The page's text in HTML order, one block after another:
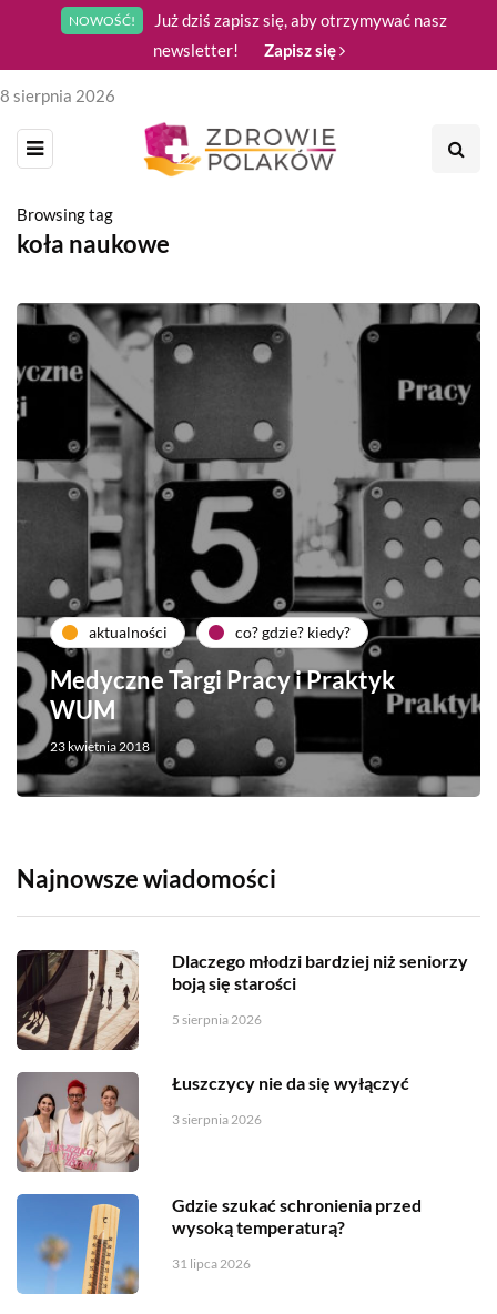
NOWOŚĆ!
Już dziś zapisz się, aby otrzymywać nasz
newsletter!
Zapisz się
8 sierpnia 2026
Browsing tag
koła naukowe
aktualności co? gdzie? kiedy?
Medyczne Targi Pracy i Praktyk
WUM
23 kwietnia 2018
Najnowsze wiadomości
Dlaczego młodzi bardziej niż seniorzy
boją się starości
5 sierpnia 2026
Łuszczycy nie da się wyłączyć
3 sierpnia 2026
Gdzie szukać schronienia przed
wysoką temperaturą?
31 lipca 2026